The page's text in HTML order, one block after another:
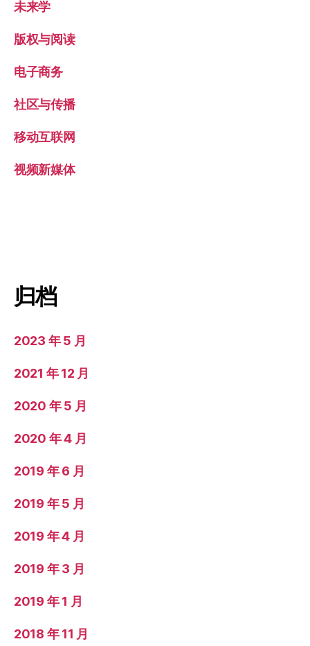
未来学
版权与阅读
电子商务
社区与传播
移动互联网
视频新媒体
归档
2023 年 5 月
2021 年 12 月
2020 年 5 月
2020 年 4 月
2019 年 6 月
2019 年 5 月
2019 年 4 月
2019 年 3 月
2019 年 1 月
2018 年 11 月